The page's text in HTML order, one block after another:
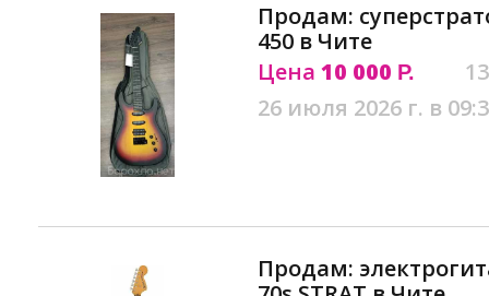
Продам:
450 в Чите
Цена 10 000 Р.
26 июля 2026 г. в
Продам: